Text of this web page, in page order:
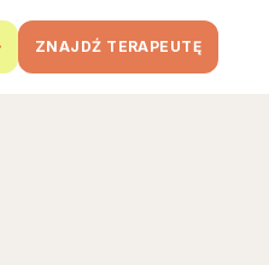
ZNAJDŹ TERAPEUTĘ